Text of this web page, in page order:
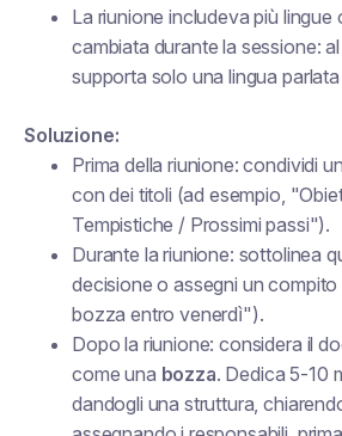
La riunione includeva più lingue
cambiata durante la sessione:
supporta solo una lingua
Soluzione:
Prima della riunione: condividi
con dei titoli (ad esempio,
Tempistiche / Prossimi passi").
Durante la riunione: sottolinea
decisione o assegni un
bozza entro venerdì").
Dopo la riunione: considera il
come una bozza. Dedica 5-10
dandogli una struttura,